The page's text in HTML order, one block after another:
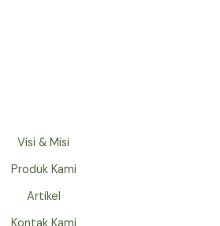
Visi & Misi
Produk Kami
Artikel